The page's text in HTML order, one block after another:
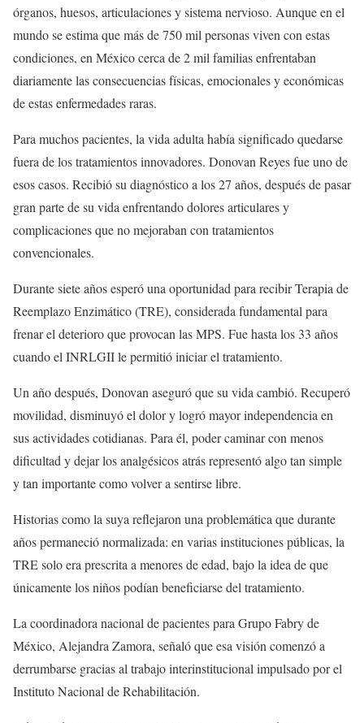
órganos, huesos, articulaciones y sistema nervioso. Aunque en el
mundo se estima que más de 750 mil personas viven con estas
condiciones, en México cerca de 2 mil familias enfrentaban
diariamente las consecuencias físicas, emocionales y económicas
de estas enfermedades raras.
Para muchos pacientes, la vida adulta había significado quedarse
fuera de los tratamientos innovadores. Donovan Reyes fue uno de
esos casos. Recibió su diagnóstico a los 27 años, después de pasar
gran parte de su vida enfrentando dolores articulares y
complicaciones que no mejoraban con tratamientos
convencionales.
Durante siete años esperó una oportunidad para recibir Terapia de
Reemplazo Enzimático (TRE), considerada fundamental para
frenar el deterioro que provocan las MPS. Fue hasta los 33 años
cuando el INRLGII le permitió iniciar el tratamiento.
Un año después, Donovan aseguró que su vida cambió. Recuperó
movilidad, disminuyó el dolor y logró mayor independencia en
sus actividades cotidianas. Para él, poder caminar con menos
dificultad y dejar los analgésicos atrás representó algo tan simple
y tan importante como volver a sentirse libre.
Historias como la suya reflejaron una problemática que durante
años permaneció normalizada: en varias instituciones públicas, la
TRE solo era prescrita a menores de edad, bajo la idea de que
únicamente los niños podían beneficiarse del tratamiento.
La coordinadora nacional de pacientes para Grupo Fabry de
México, Alejandra Zamora, señaló que esa visión comenzó a
derrumbarse gracias al trabajo interinstitucional impulsado por el
Instituto Nacional de Rehabilitación.